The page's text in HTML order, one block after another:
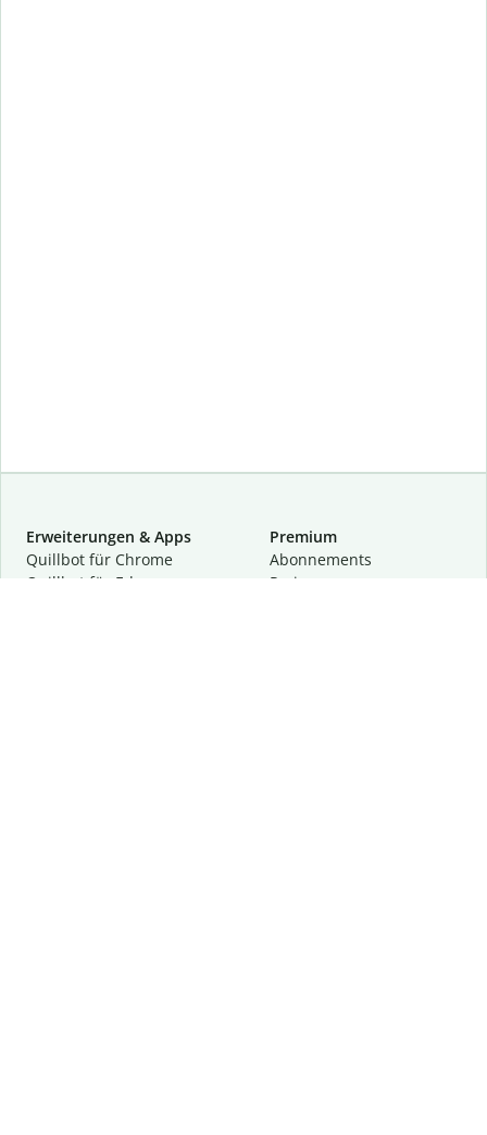
Erweiterungen & Apps
Quillbot für Chrome
Quillbot für Edge
Premium
Abon­ne­ments
Preise